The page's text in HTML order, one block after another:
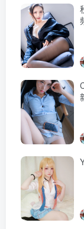
[11.24]
小和甜酒 –
[9.26]
小和甜酒 –
569.1M]
[9.25]
[8.23]
小和甜酒 –